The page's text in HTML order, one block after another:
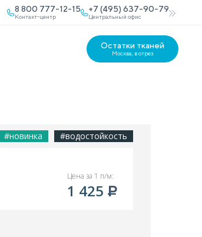
8 800 777-12-15
Контакт-центр
+7 (495) 637-90-79
Центральный офис
Остатки тканей
Москва, в отрез
#новинка #водостойкость
Цена за 1 п/м:
1 425